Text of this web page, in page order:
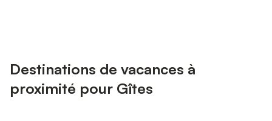
Destinations de vacances à
proximité pour Gîtes